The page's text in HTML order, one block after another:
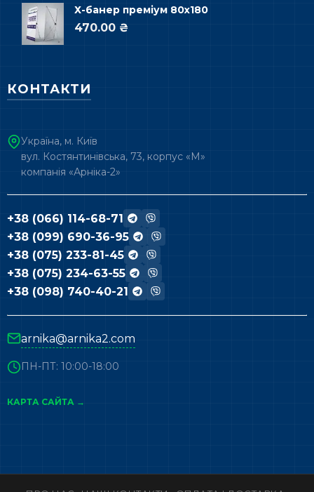
Х-банер преміум 80х180
470.00 ₴
КОНТАКТИ
Україна, м. Київ
вул. Костянтинівська, 73, корпус «М»
компанія «Арніка-2»
+38 (066) 114-68-71
+38 (099) 690-36-95
+38 (075) 233-81-45
+38 (075) 234-63-55
+38 (098) 740-40-21
arnika@arnika2.com
ПН-ПТ: 10:00-18:00
КАРТА САЙТА →